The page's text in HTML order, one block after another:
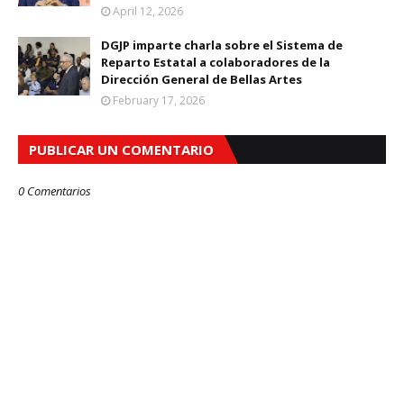
April 12, 2026
DGJP imparte charla sobre el Sistema de
Reparto Estatal a colaboradores de la
Dirección General de Bellas Artes
February 17, 2026
PUBLICAR UN COMENTARIO
0 Comentarios